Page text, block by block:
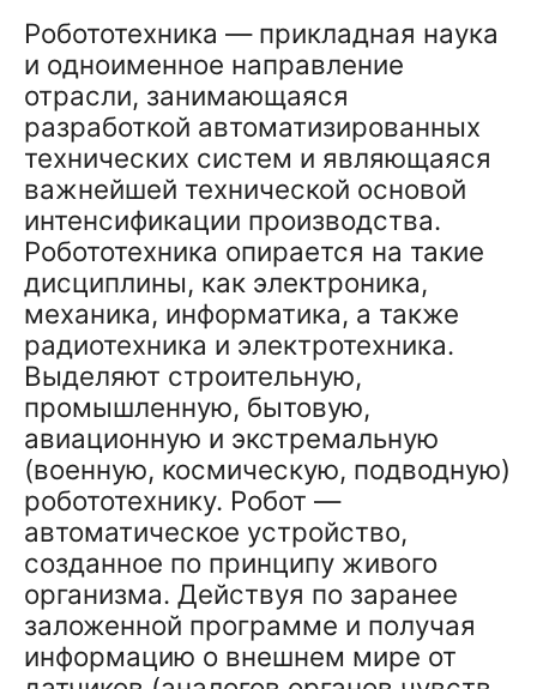
Робототехника — прикладная наука
и одноименное направление
отрасли, занимающаяся
разработкой автоматизированных
технических систем и являющаяся
важнейшей технической основой
интенсификации производства.
Робототехника опирается на такие
дисциплины, как электроника,
механика, информатика, а также
радиотехника и электротехника.
Выделяют строительную,
промышленную, бытовую,
авиационную и экстремальную
(военную, космическую, подводную)
робототехнику. Робот —
автоматическое устройство,
созданное по принципу живого
организма. Действуя по заранее
заложенной программе и получая
информацию о внешнем мире от